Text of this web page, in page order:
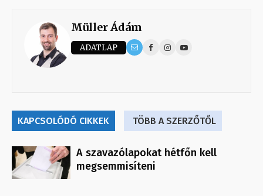
Müller Ádám
ADATLAP
KAPCSOLÓDÓ CIKKEK TÖBB A SZERZŐTŐL
A szavazólapokat hétfőn kell
megsemmisíteni